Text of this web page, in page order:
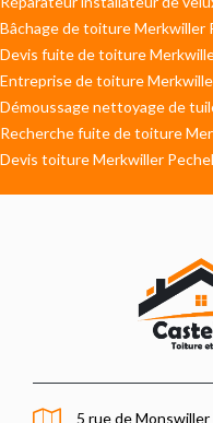
Bâchage de toiture Merkwiller
Devis fuite de toiture
Entreprise de toiture
Démoussage nettoyage de
Recherche fuite de toiture
Devis toiture Merkwiller
5 rue de Monswiller